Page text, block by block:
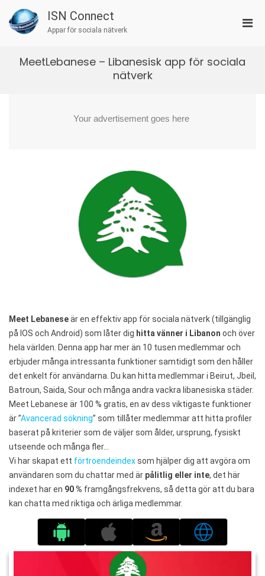
content
ISN Connect
Appar för sociala nätverk
MeetLebanese – Libanesisk app för sociala
nätverk
Meet Lebaneseär en effektiv app för sociala nätverk (tillgänglig
på IOS och Android) som låter dig hitta vänner i Libanon och över
hela världen. Denna app har mer än 10 tusen medlemmar och
erbjuder många intressanta funktioner samtidigt som den håller
det enkelt för användarna. Du kan hitta medlemmar i Beirut, Jbeil,
Batroun, Saida, Sour och många andra vackra libanesiska städer.
Meet Lebanese är 100 % gratis, en av dess viktigaste funktioner
är ”Avancerad sökning” som tillåter medlemmar att hitta profiler
baserat på kriterier som de väljer som ålder, ursprung, fysiskt
utseende och många fler…
Vi har skapat ett förtroendeindexsom hjälper dig att avgöra om
användaren som du chattar med är pålitlig eller inte, det här
indexet har en 90 % framgångsfrekvens, så detta gör att du bara
kan chatta med riktiga och ärliga medlemmar.